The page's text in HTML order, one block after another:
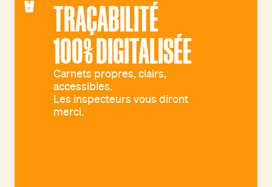
TRAÇABILITÉ
100% DIGITALISÉE
Carnets propres, clairs,
accessibles.
Les inspecteurs vous diront
merci.